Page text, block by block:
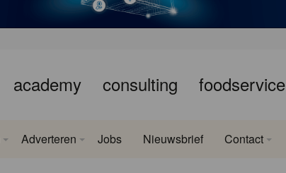
academy consulting foodservice
Adverteren Jobs Nieuwsbrief Contact